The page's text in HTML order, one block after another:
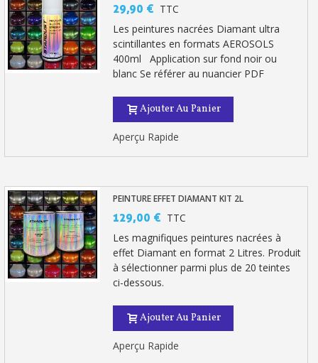
Inscription à la newsletter : 5€ de réduction
Livraison sous 24 h en France Métropolitaine
Paiement en 4x sans frais dès 30€ d'achats
Votre devis en ligne en moins d'1 minute
29,90 € TTC
Les peintures nacrées Diamant ultra
scintillantes en formats AEROSOLS
400ml Application sur fond noir ou
blanc Se référer au nuancier PDF
Ajouter Au Panier
Aperçu Rapide
PEINTURE EFFET DIAMANT KIT 2L
129,00 € TTC
Les magnifiques peintures nacrées à
effet Diamant en format 2 Litres. Produit
à sélectionner parmi plus de 20 teintes
ci-dessous.
Ajouter Au Panier
Aperçu Rapide